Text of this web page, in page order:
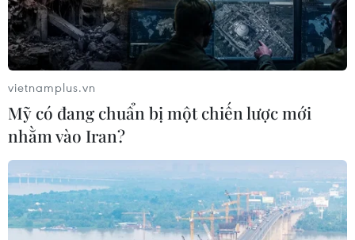
vietnamplus.vn
Mỹ có đang chuẩn bị một chiến lược mới
nhằm vào Iran?